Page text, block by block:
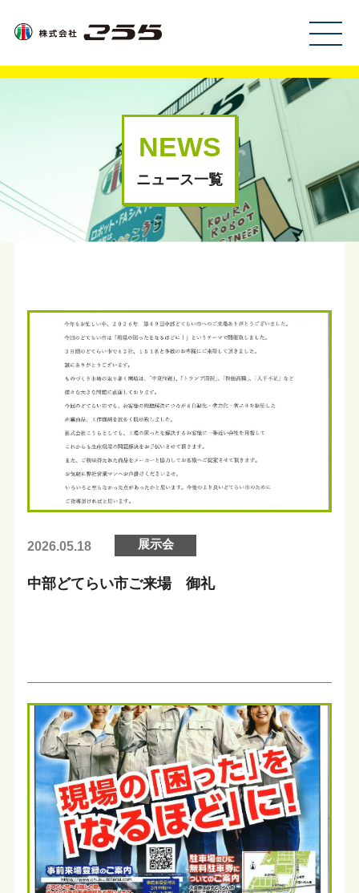
MEN
U
NEWS
ニュース一覧
2026.05.18 展示会
中部どてらい市ご来場 御礼